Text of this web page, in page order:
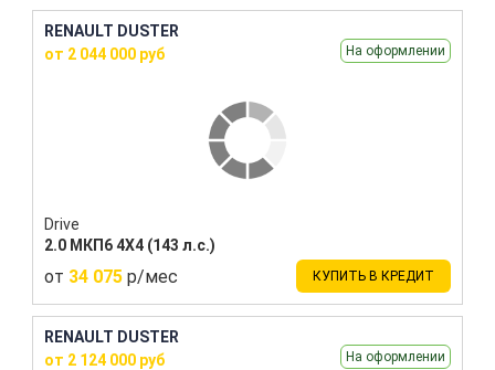
RENAULT DUSTER
от 2 044 000 руб
На оформлении
Drive
2.0 МКП6 4Х4 (143 л.с.)
от 34 075 р/мес КУПИТЬ В КРЕДИТ
RENAULT DUSTER
от 2 124 000 руб
На оформлении